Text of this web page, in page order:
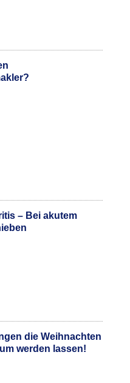
– Bei akutem
die Weihnachten
werden lassen!